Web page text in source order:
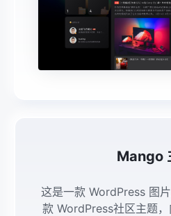
Mango
这是一款 WordPress 图
款 WordPress社区主题